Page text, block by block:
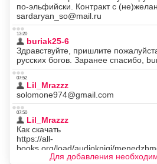
Для добавления